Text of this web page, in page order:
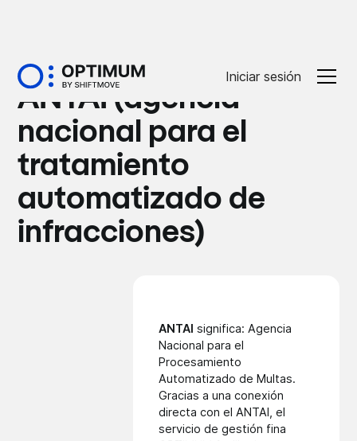
Iniciar sesión
ANTAI (agencia
nacional para el
tratamiento
automatizado de
infracciones)
ANTAI significa: Agencia
Nacional para el
Procesamiento
Automatizado de Multas.
Gracias a una conexión
directa con elANTAI , el
servicio de gestión fina